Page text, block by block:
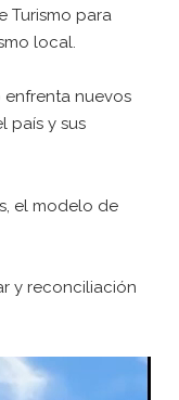
Turismo para
local.
enfrenta nuevos
país y sus
el modelo de
y reconciliación